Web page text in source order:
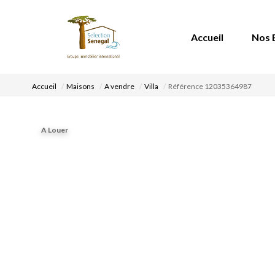
Accueil Nos
Accueil Maisons A vendre Villa Référence 12035364987
A Louer